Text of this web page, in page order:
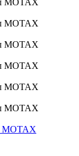
MOTAX